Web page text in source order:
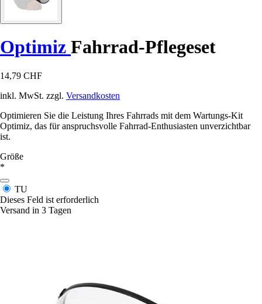
Optimiz Fahrrad-Pflegeset
14,79 CHF
inkl. MwSt. zzgl. Versandkosten
Optimieren Sie die Leistung Ihres Fahrrads mit dem Wartungs-Kit
Optimiz, das für anspruchsvolle Fahrrad-Enthusiasten unverzichtbar
ist.
Größe
*
TU
Dieses Feld ist erforderlich
Versand in 3 Tagen